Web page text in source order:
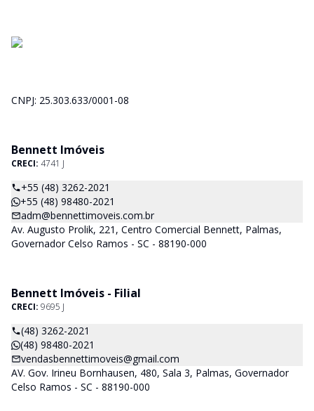
CNPJ: 25.303.633/0001-08
Bennett Imóveis
CRECI: 4741 J
+55 (48) 3262-2021
+55 (48) 98480-2021
adm@bennettimoveis.com.br
Av. Augusto Prolik, 221, Centro Comercial Bennett, Palmas,
Governador Celso Ramos - SC - 88190-000
Bennett Imóveis - Filial
CRECI: 9695 J
(48) 3262-2021
(48) 98480-2021
vendasbennettimoveis@gmail.com
AV. Gov. Irineu Bornhausen, 480, Sala 3, Palmas, Governador
Celso Ramos - SC - 88190-000